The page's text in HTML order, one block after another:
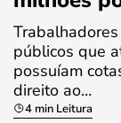
públicos que
possuíam
direito ao…
4 min Leitura